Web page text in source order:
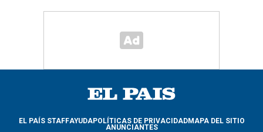
EL PAÍS STAFFAYUDAPOLÍTICAS DE PRIVACIDADMAPA DEL SITIO
ANUNCIANTES